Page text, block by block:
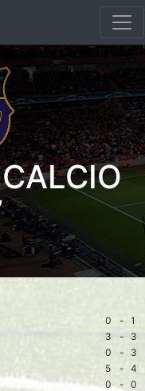
0 - 1
3 -
3
0 -
3
5 - 4
0 - 0